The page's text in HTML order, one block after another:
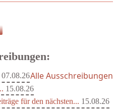
07.08.26
15.08.26
für den nächsten... 15.08.26
Alle Ausschreibungen